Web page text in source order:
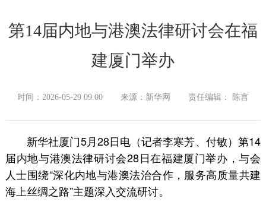
第14届内地与港澳法律研讨会在福
建厦门举办
时间：2026-05-29 09:00 来源：新华网 责任编辑： 陈言
新华社厦门5月28日电（记者李寒芳、付敏）第14
届内地与港澳法律研讨会28日在福建厦门举办，与会
人士围绕“深化内地与港澳法治合作，服务高质量共建
海上丝绸之路”主题深入交流研讨。